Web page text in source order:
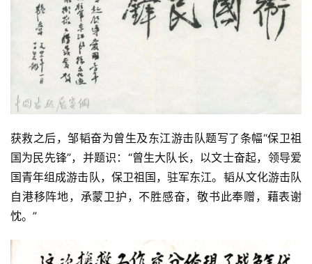
术
研
法
书
欣
赏
获救之后，邹韬奋为曾生及东江游击队题写了条幅“保卫祖
国为民先锋”，并题识：“曾生大队长，以文士奋起，领导爱
国青年组成游击队，保卫祖国，驻军东江。韬从文化游击队
自港移阵地，承蒙卫护，不胜感奋，敬书此奉赠，藉表谢
忱。”